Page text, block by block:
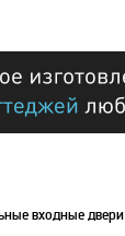
входные двери